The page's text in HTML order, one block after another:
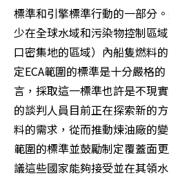
標準和引擎標準行動的一部分
少在全球水域和污染物控制區
口密集地的區域）內船隻燃料
定ECA範圍的標準是十分嚴格
言，採取這一標準也許是不現
的談判人員目前正在探索新的
料的需求，從而推動煉油廠的
範圍的標準並鼓勵制定覆蓋面
議這些國家能夠接受並在其領